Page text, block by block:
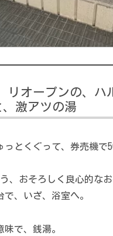
リオープンの、ハ
、激アツの湯
っとくぐって、券売機で
、おそろしく良心的なお
、いざ、浴室へ。
で、銭湯。